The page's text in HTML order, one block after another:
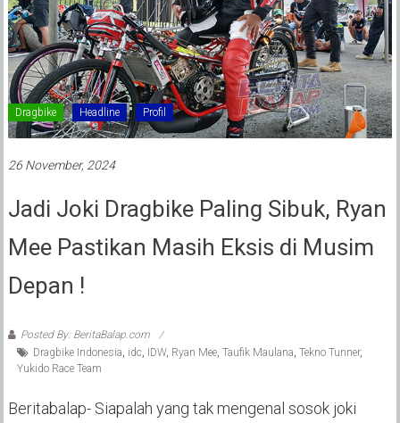
Dragbike Headline Profil
26 November, 2024
Jadi Joki Dragbike Paling Sibuk, Ryan
Mee Pastikan Masih Eksis di Musim
Depan !
Posted By: BeritaBalap.com
Dragbike Indonesia, idc, IDW, Ryan Mee, Taufik Maulana, Tekno Tunner,
Yukido Race Team
Beritabalap- Siapalah yang tak mengenal sosok joki